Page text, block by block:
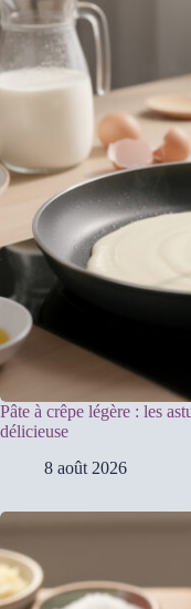
Pâte à crêpe légère : les
délicieuse
8 août 2026